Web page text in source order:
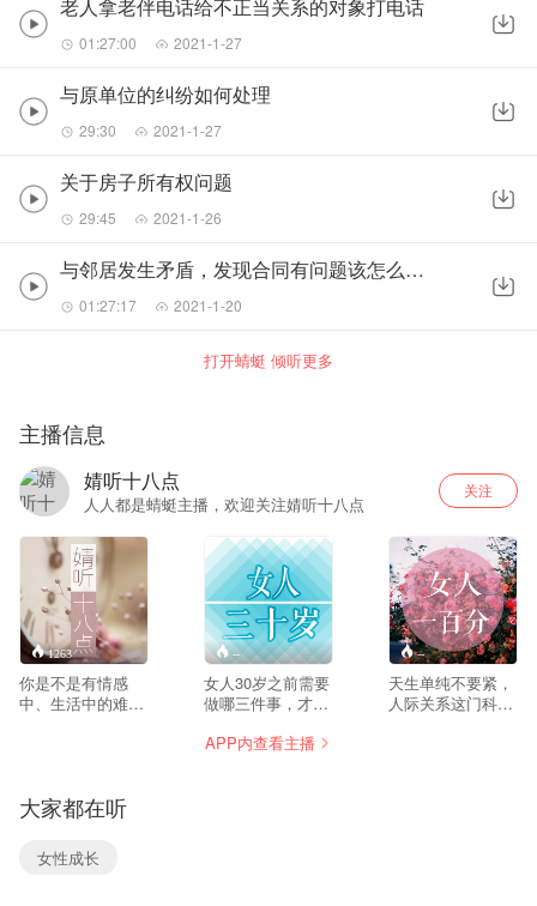
老人拿老伴电话给不正当关系的对象打电话
01:27:00 2021-1-27
与原单位的纠纷如何处理
29:30 2021-1-27
关于房子所有权问题
29:45 2021-1-26
与邻居发生矛盾，发现合同有问题该怎么维权
01:27:17 2021-1-20
打开蜻蜓 倾听更多
主播信息
婧听十八点
人人都是蜻蜓主播，欢迎关注婧听十八点
关注
1263
你是不是有情感
中、生活中的难
--
女人30岁之前需要
做哪三件事，才能
而无遗憾？女人怎
--
天生单纯不要紧，
人际关系这门科学
APP内查看主播
大家都在听
女性成长